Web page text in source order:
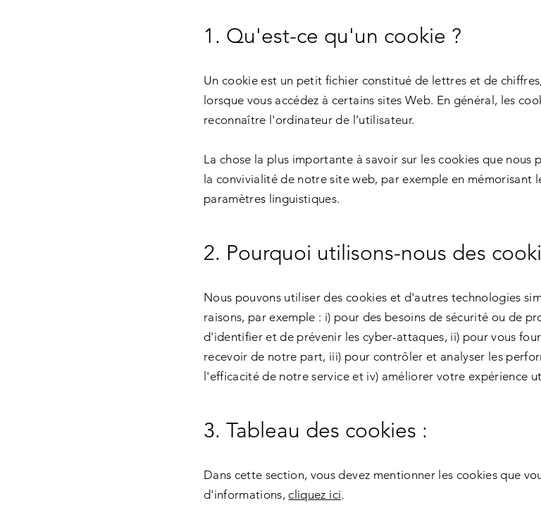
1. Qu'est-ce qu'un cookie ?
Un cookie est un petit fichier constitué de lettres et de
lorsque vous accédez à certains sites Web. En général, les
reconnaître l'ordinateur de l’utilisateur.
La chose la plus importante à savoir sur les cookies que nous
la convivialité de notre site web, par exemple en mémorisant
paramètres linguistiques.
2. Pourquoi utilisons-nous des
Nous pouvons utiliser des cookies et d'autres technologies
raisons, par exemple : i) pour des besoins de sécurité ou de
d'identifier et de prévenir les cyber-attaques, ii) pour vous
recevoir de notre part, iii) pour contrôler et analyser les
l'efficacité de notre service et iv) améliorer votre expérience
3. Tableau des cookies :
Dans cette section, vous devez mentionner les cookies que
d'informations, cliquez ici.